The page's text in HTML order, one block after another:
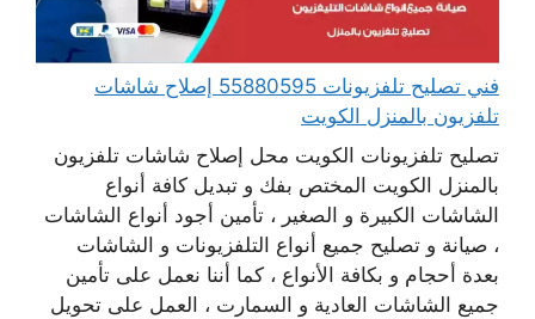
فني تصليح تلفزيونات 55880595 إصلاح شاشات
تلفزيون بالمنزل الكويت
تصليح تلفزيونات الكويت محل إصلاح شاشات تلفزيون
بالمنزل الكويت المختص بفك و تبديل كافة أنواع
الشاشات الكبيرة و الصغير ، تأمين أجود أنواع الشاشات
، صيانة و تصليح جميع أنواع التلفزيونات و الشاشات
بعدة أحجام و بكافة الأنواع ، كما أننا نعمل على تأمين
جميع الشاشات العادية و السمارت ، العمل على تحويل